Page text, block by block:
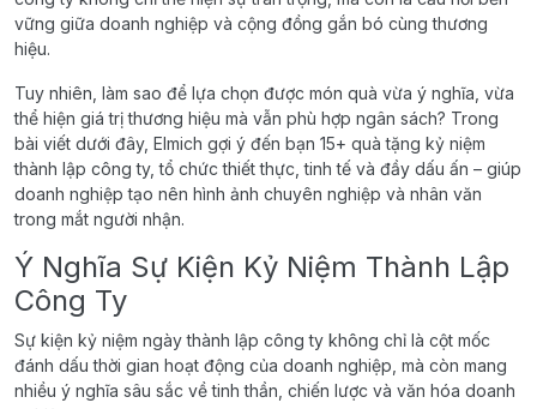
vững giữa doanh nghiệp và cộng đồng gắn bó cùng thương
hiệu.
Tuy nhiên, làm sao để lựa chọn được món quà vừa ý nghĩa, vừa
thể hiện giá trị thương hiệu mà vẫn phù hợp ngân sách? Trong
bài viết dưới đây, Elmich gợi ý đến bạn 15+ quà tặng kỷ niệm
thành lập công ty, tổ chức thiết thực, tinh tế và đầy dấu ấn – giúp
doanh nghiệp tạo nên hình ảnh chuyên nghiệp và nhân văn
trong mắt người nhận.
Ý Nghĩa Sự Kiện Kỷ Niệm Thành Lập
Công Ty
Sự kiện kỷ niệm ngày thành lập công ty không chỉ là cột mốc
đánh dấu thời gian hoạt động của doanh nghiệp, mà còn mang
nhiều ý nghĩa sâu sắc về tinh thần, chiến lược và văn hóa doanh